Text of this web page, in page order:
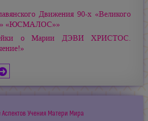
Движения 90-х «Великого
«ЮСМАЛОС»»
о Марии ДЭВИ ХРИСТОС.
Учения Матери Мира